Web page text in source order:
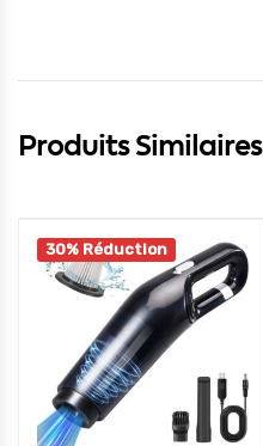
Produits Similaires
30% Réduction